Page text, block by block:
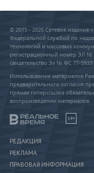
© 2015 - 2026 Сетевое издание
Федеральной службой по
технологий и массовых
регистрационный номер ЭЛ №
свидетельство Эл № ФС 77-
Использование материалов
предварительного согласия
прямая гиперссылка
воспроизведении материалов.
18+
РЕДАКЦИЯ
РЕКЛАМА
ПРАВОВАЯ ИНФОРМАЦИЯ